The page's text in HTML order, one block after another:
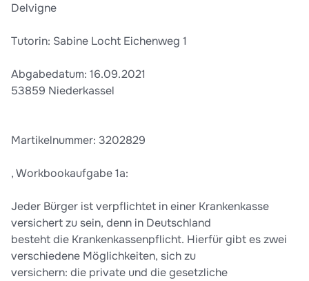
Delvigne
Tutorin: Sabine Locht Eichenweg 1
Abgabedatum: 16.09.2021
53859 Niederkassel
Martikelnummer: 3202829
, Workbookaufgabe 1a:
Jeder Bürger ist verpflichtet in einer Krankenkasse
versichert zu sein, denn in Deutschland
besteht die Krankenkassenpflicht. Hierfür gibt es zwei
verschiedene Möglichkeiten, sich zu
versichern: die private und die gesetzliche